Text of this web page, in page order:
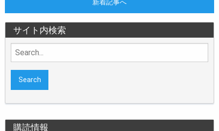
新着記事へ
サイト内検索
Search
for:
購読情報